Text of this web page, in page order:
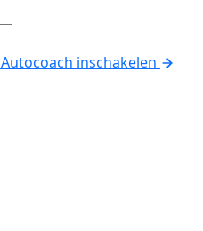
Autocoach inschakelen